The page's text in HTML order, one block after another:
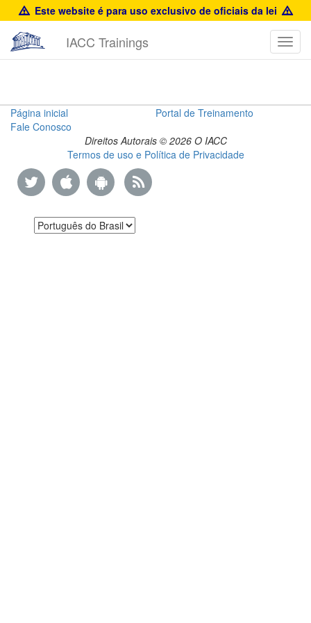
Este website é para uso exclusivo de oficiais da lei
IACC Trainings
Brand
Protection
Training
Manual
Página inicial
Portal de Treinamento
Fale Conosco
Direitos Autorais © 2026 O IACC
Termos de uso e Política de Privacidade